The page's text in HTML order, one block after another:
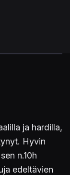
ja hardilla,
Hyvin
n.10h
edeltävien